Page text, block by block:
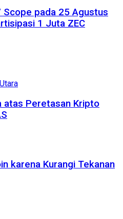
Scope pada 25 Agustus
1 Juta ZEC
atas Peretasan Kripto
karena Kurangi Tekanan